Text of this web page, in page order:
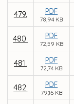
479. PDF
78,94 KB
480. PDF
72,59 KB
481. PDF
72,74 KB
482. PDF
79,16 KB